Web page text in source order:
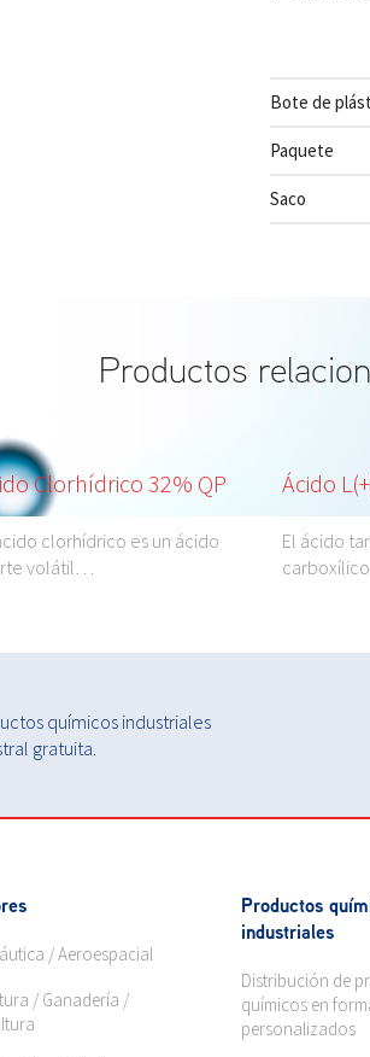
Bote de
Paquete
Saco
Productos
Clorhídrico 32% QP
clorhídrico es un ácido
volátil…
Ácido
El ácido
químicos industriales
gratuita.
/ Aeroespacial
/ Ganadería /
Productos
industriales
Distribución de
químicos en
personalizados